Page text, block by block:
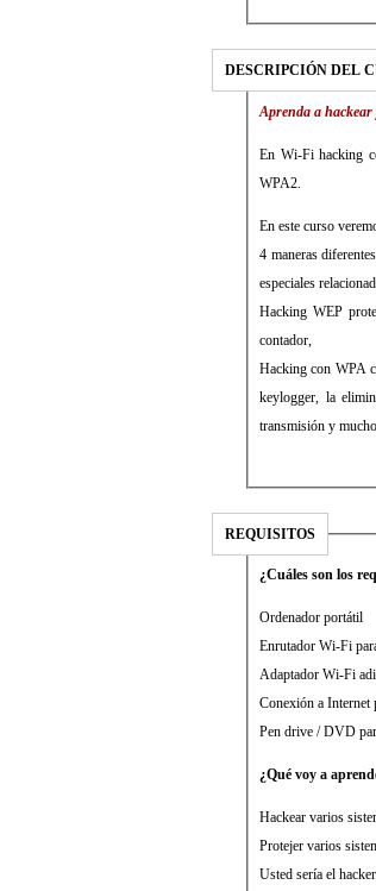
DESCRIPCIÓN DEL
Aprenda a
En Wi-Fi hacking
WPA2.
En este curso
4 maneras
especiales
Hacking WEP
contador,
Hacking con WPA
keylogger, la
transmisión y
REQUISITOS
¿Cuáles son los
Ordenador portátil
Enrutador Wi-Fi
Adaptador Wi-Fi
Conexión a Internet
Pen drive / DVD
¿Qué voy a
Hackear varios
Protejer varios
Usted sería el